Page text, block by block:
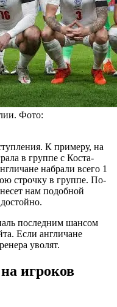
Фото:
К примеру, на
в группе с Коста-
набрали всего 1
строчку в группе. По-
нам подобной
последним шансом
Если англичане
уволят.
игроков